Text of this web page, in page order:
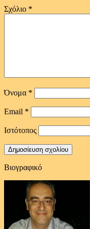
Σχόλιο *
Όνομα *
Email *
Ιστότοπος
Βιογραφικό